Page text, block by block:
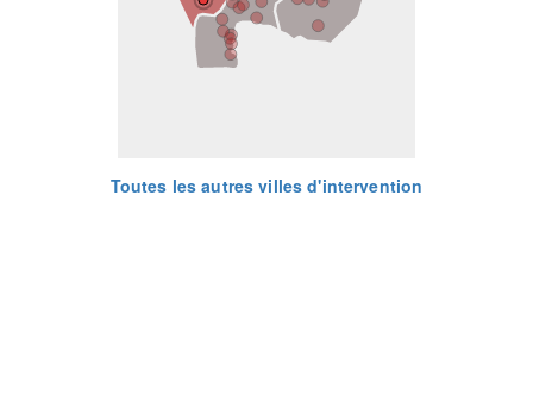
Toutes les autres villes d'intervention